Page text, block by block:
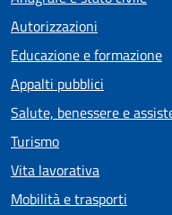
Autorizzazioni
Educazione e formazione
Appalti pubblici
Salute, benessere e
Turismo
Vita lavorativa
Mobilità e trasporti